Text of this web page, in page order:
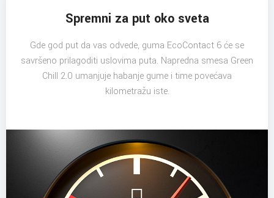
Spremni za put oko sveta
Gde god put da vas odvede, guma EcoContact 6 će se
savršeno prilagoditi uslovima puta. Napredna smesa Green
Chill 2.0 umanjuje habanje gume i time povećava
kilometražu iste.